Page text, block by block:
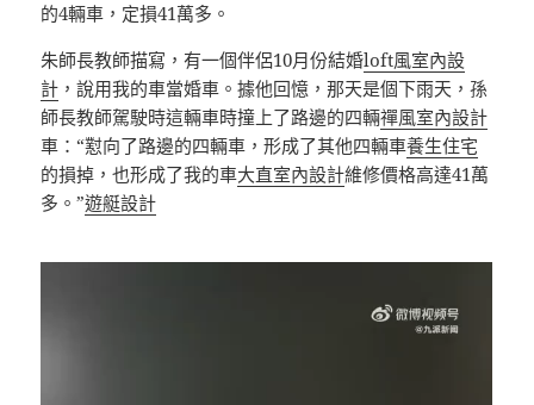
的4輛車，定損41萬多。
朱師長教師描寫，有一個伴侶10月份結婚loft風室內設
計 ，說用我的車當婚車。據他回憶，那天是個下雨天，孫
師長教師駕駛時這輛車時撞上了路邊的四輛禪風室內設計
車：“懟向了路邊的四輛車，形成了其他四輛車養生住宅
的損掉，也形成了我的車大直室內設計維修價格高達41萬
多。”遊艇設計